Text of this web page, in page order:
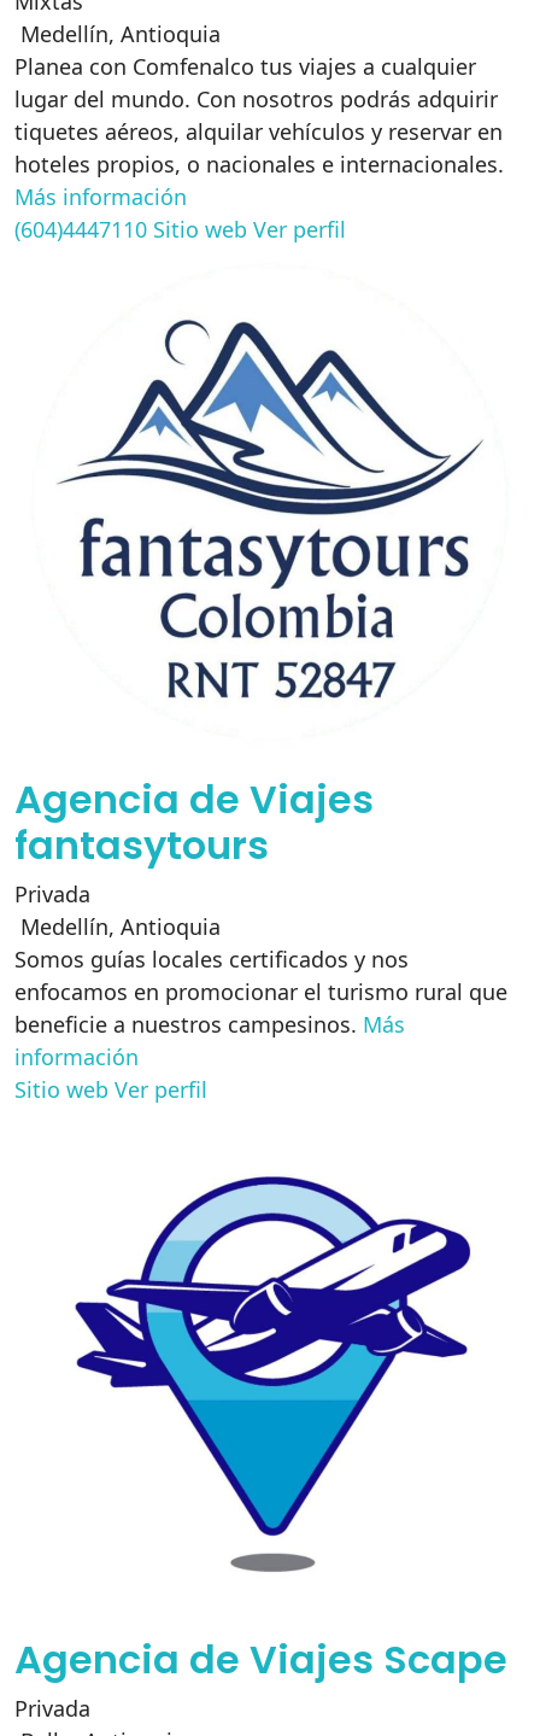
Medellín, Antioquia
Planea con Comfenalco tus viajes a cualquier
lugar del mundo. Con nosotros podrás adquirir
tiquetes aéreos, alquilar vehículos y reservar en
hoteles propios, o nacionales e internacionales.
Más información
(604)4447110 Sitio web Ver perfil
Agencia de Viajes
fantasytours
Privada
Medellín, Antioquia
Somos guías locales certificados y nos
enfocamos en promocionar el turismo rural que
beneficie a nuestros campesinos. Más
información
Sitio web Ver perfil
Agencia de Viajes Scape
Privada